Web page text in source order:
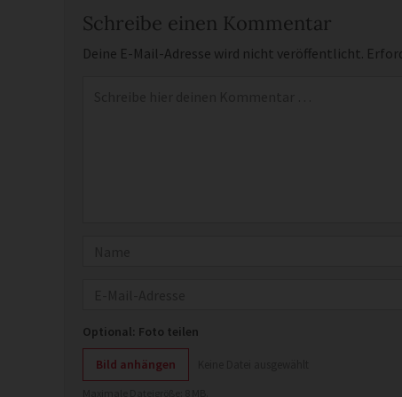
Schreibe einen Kommentar
Deine E-Mail-Adresse wird nicht veröffentlicht.
Optional: Foto teilen
Bild anhängen